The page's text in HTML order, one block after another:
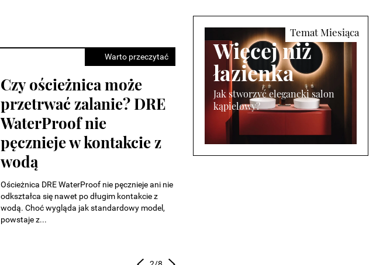
Warto przeczytać
Warsaw Home 2026
zapowiada największe
święto designu. Cztery
dni pełne premier i
inspiracji
W dniach 21–24 października 2026 roku Ptak
Warsaw Expo ponownie stanie się centrum
europejskiej branży wnętrzarskiej za sprawą
Warsaw Home – jednego...
Więcej niż
łazienka
Jak stworzyć elegancki salon
kąpielowy?